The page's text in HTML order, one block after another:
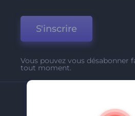
S'inscrire
Vous pouvez vous désabonner
tout moment.